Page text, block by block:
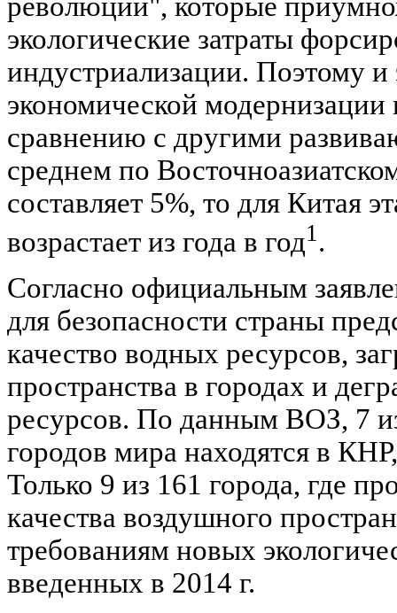
экологические затраты
индустриализации. Поэтому и
экономической
сравнению с другими
среднем по
составляет 5%, то для Китая
возрастает из года в год1 .
Согласно официальным
для безопасности страны
качество водных ресурсов,
пространства в городах и
ресурсов. По данным ВОЗ, 7
городов мира находятся в
Только 9 из 161 города, где
качества воздушного
требованиям новых
введенных в 2014 г.